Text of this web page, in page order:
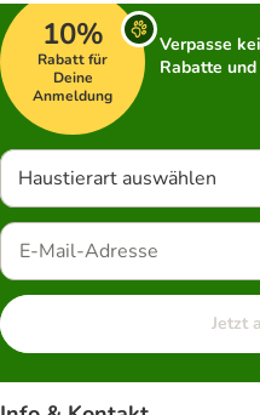
10%
Rabatt für
Deine
Anmeldung
Verpasse
Rabatte
Haustierart auswählen
Jetzt